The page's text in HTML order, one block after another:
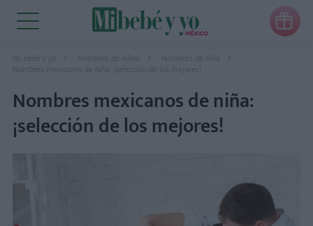

Mi bebé y yo
Nombres mexicanos de niña:
¡selección de los mejores!